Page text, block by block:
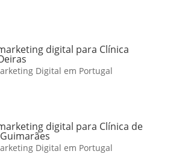
digital para Clínica
Digital em Portugal
digital para Clínica de
Digital em Portugal